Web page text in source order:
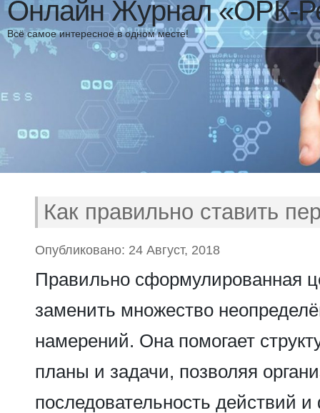
Онлайн Журнал «ОРК-
Всё самое интересное в одном месте!
Как правильно ставить
Опубликовано: 24 Август, 2018
Правильно сформулированная
заменить множество
намерений. Она помогает
планы и задачи, позволяя
последовательность действий